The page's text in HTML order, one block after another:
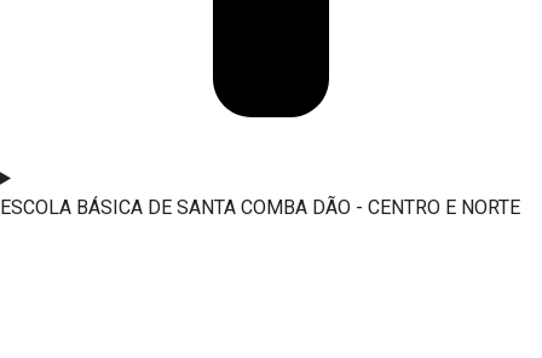
ESCOLA BÁSICA DE SANTA COMBA DÃO - CENTRO E NORTE